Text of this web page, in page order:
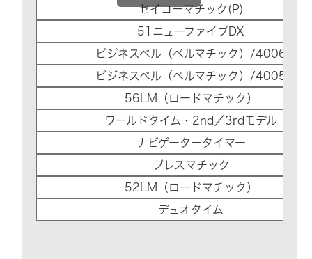
セイコーマチック(P)
51ニューファイブDX
ビジネスベル（ベルマチック）/4006
ビジネスベル（ベルマチック）/4005
56LM（ロードマチック）
ワールドタイム・2nd／3rdモデル
ナビゲータータイマー
プレスマチック
52LM（ロードマチック）
デュオタイム